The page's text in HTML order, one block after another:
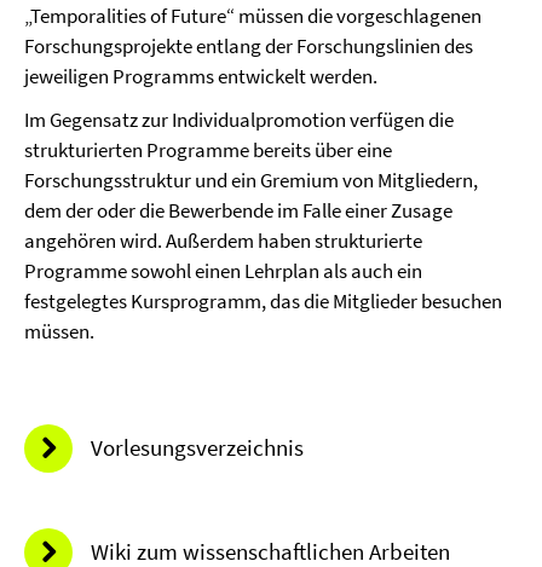
„Temporalities of Future“ müssen die vorgeschlagenen
Forschungsprojekte entlang der Forschungslinien des
jeweiligen Programms entwickelt werden.
Im Gegensatz zur Individualpromotion verfügen die
strukturierten Programme bereits über eine
Forschungsstruktur und ein Gremium von Mitgliedern,
dem der oder die Bewerbende im Falle einer Zusage
angehören wird. Außerdem haben strukturierte
Programme sowohl einen Lehrplan als auch ein
festgelegtes Kursprogramm, das die Mitglieder besuchen
müssen.
Vorlesungsverzeichnis
Wiki zum wissenschaftlichen Arbeiten